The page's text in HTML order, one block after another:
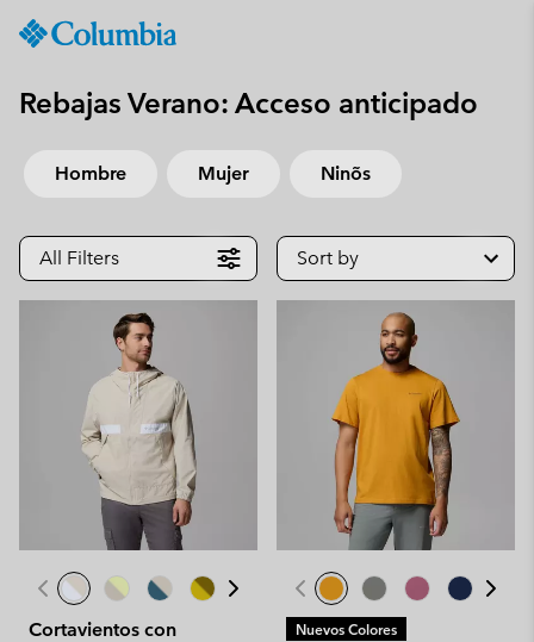
CONTENT
TO
SKIP
TO
SEARCH
Rebajas Verano: Acceso anticipado
Hombre Mujer Ninõs
All Filters Sort by
Cortavientos con
Nuevos Colores